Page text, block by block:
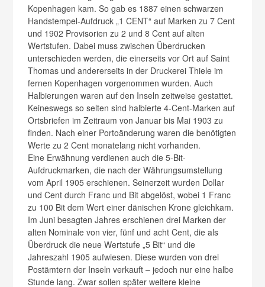
Kopenhagen kam. So gab es 1887 einen schwarzen
Handstempel-Aufdruck „1 CENT“ auf Marken zu 7 Cent
und 1902 Provisorien zu 2 und 8 Cent auf alten
Wertstufen. Dabei muss zwischen Überdrucken
unterschieden werden, die einerseits vor Ort auf Saint
Thomas und andererseits in der Druckerei Thiele im
fernen Kopenhagen vorgenommen wurden. Auch
Halbierungen waren auf den Inseln zeitweise gestattet.
Keineswegs so selten sind halbierte 4-Cent-Marken auf
Ortsbriefen im Zeitraum von Januar bis Mai 1903 zu
finden. Nach einer Portoänderung waren die benötigten
Werte zu 2 Cent monatelang nicht vorhanden.
Eine Erwähnung verdienen auch die 5-Bit-
Aufdruckmarken, die nach der Währungsumstellung
vom April 1905 erschienen. Seinerzeit wurden Dollar
und Cent durch Franc und Bit abgelöst, wobei 1 Franc
zu 100 Bit dem Wert einer dänischen Krone gleichkam.
Im Juni besagten Jahres erschienen drei Marken der
alten Nominale von vier, fünf und acht Cent, die als
Überdruck die neue Wertstufe „5 Bit“ und die
Jahreszahl 1905 aufwiesen. Diese wurden von drei
Postämtern der Inseln verkauft – jedoch nur eine halbe
Stunde lang. Zwar sollen später weitere kleine